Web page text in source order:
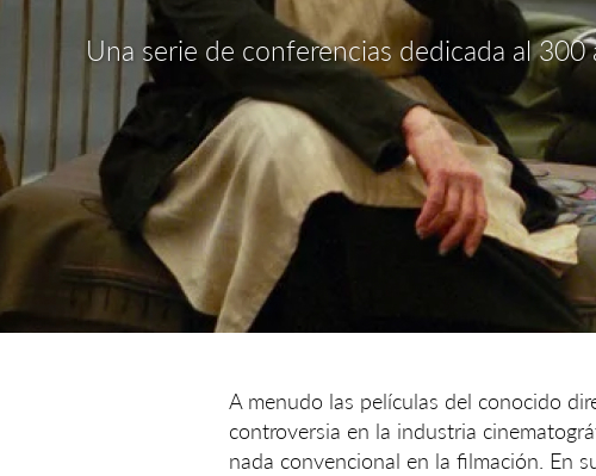
Una serie de conferencias dedicada al 300
A menudo las películas del conocido
controversia en la industria
nada convencional en la filmación. En